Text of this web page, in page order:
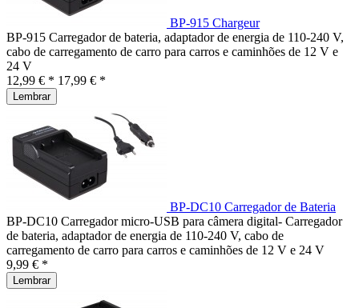
BP-915 Chargeur
BP-915 Carregador de bateria, adaptador de energia de 110-240 V,
cabo de carregamento de carro para carros e caminhões de 12 V e
24 V
12,99 € * 17,99 € *
Lembrar
BP-DC10 Carregador de Bateria
BP-DC10 Carregador micro-USB para câmera digital- Carregador
de bateria, adaptador de energia de 110-240 V, cabo de
carregamento de carro para carros e caminhões de 12 V e 24 V
9,99 € *
Lembrar